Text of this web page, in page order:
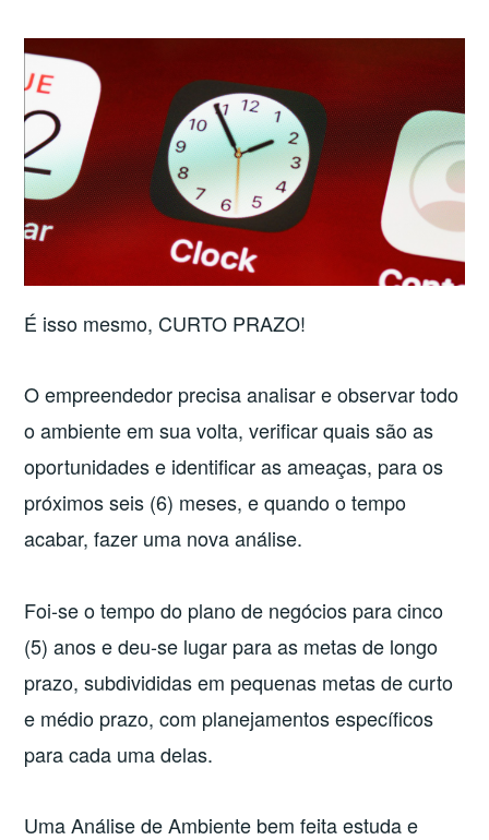
É isso mesmo, CURTO PRAZO!
O empreendedor precisa analisar e observar todo
o ambiente em sua volta, verificar quais são as
oportunidades e identificar as ameaças, para os
próximos seis (6) meses, e quando o tempo
acabar, fazer uma nova análise.
Foi-se o tempo do plano de negócios para cinco
(5) anos e deu-se lugar para as metas de longo
prazo, subdivididas em pequenas metas de curto
e médio prazo, com planejamentos específicos
para cada uma delas.
Uma Análise de Ambiente bem feita estuda e